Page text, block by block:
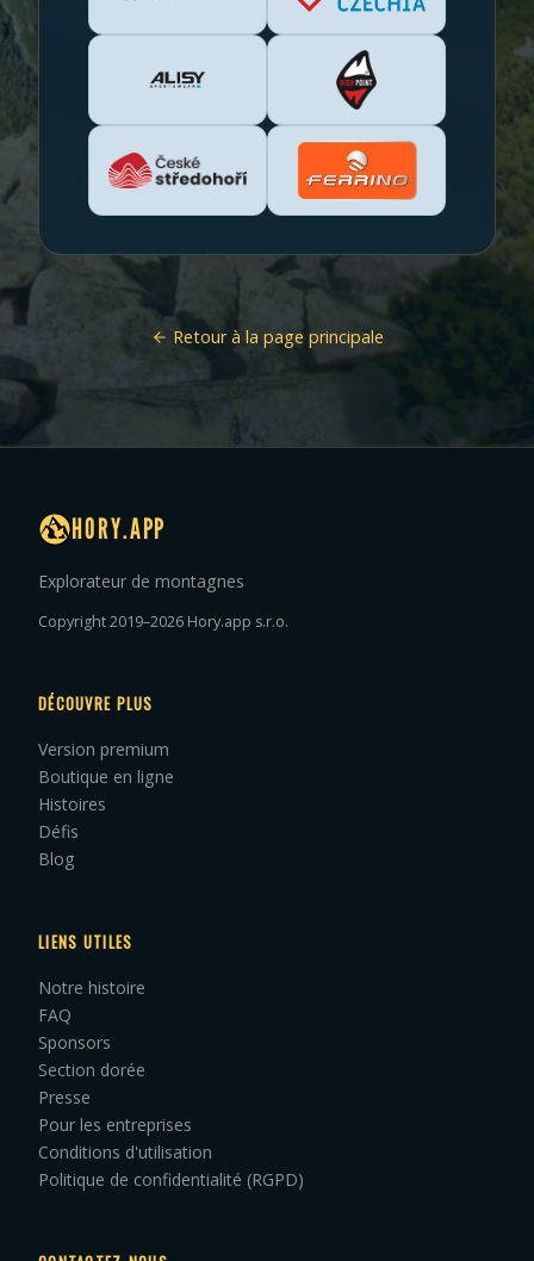
Retour à la page principale
HORY.APP
Explorateur de montagnes
Copyright 2019–2026 Hory.app s.r.o.
DÉCOUVRE PLUS
Version premium
Boutique en ligne
Histoires
Défis
Blog
LIENS UTILES
Notre histoire
FAQ
Sponsors
Section dorée
Presse
Pour les entreprises
Conditions d'utilisation
Politique de confidentialité (RGPD)